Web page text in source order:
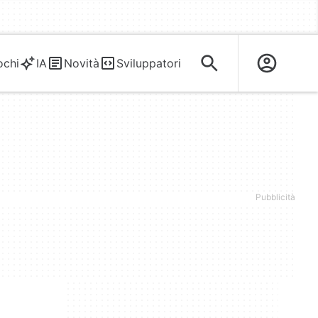
IA Novità Sviluppatori